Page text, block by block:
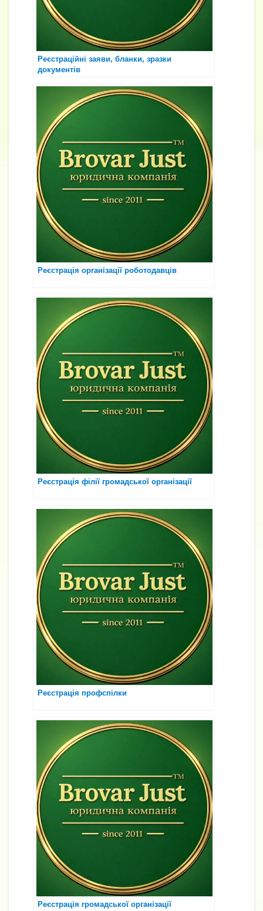
Реєстраційні заяви, бланки, зразки
документів
Реєстрація організації роботодавців
Реєстрація філії громадської організації
Реєстрація профспілки
Реєстрація громадської організації